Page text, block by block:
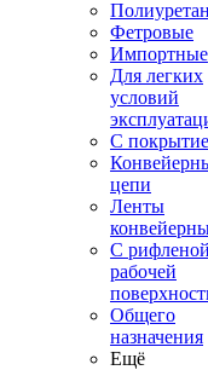
Фетровые
Импортные
Для легких
условий
С
цепи
Ленты
С рифленой
рабочей
Общего
назначения
Ещё